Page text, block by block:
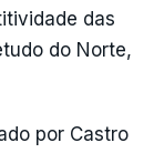
das
do Norte,
por Castro